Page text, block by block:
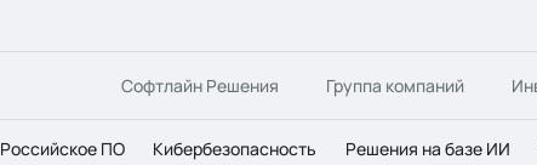
Софтлайн Решения Группа компаний
Российское ПО Кибербезопасность Решения на базе ИИ